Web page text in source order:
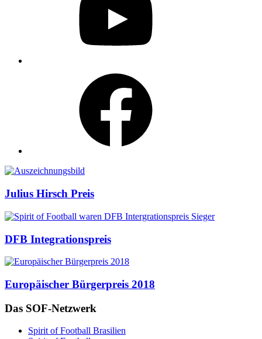
Auszeichnungen
Julius Hirsch Preis
DFB Integrationspreis
Europäischer Bürgerpreis 2018
Das SOF-Netzwerk
Spirit of Football Brasilien